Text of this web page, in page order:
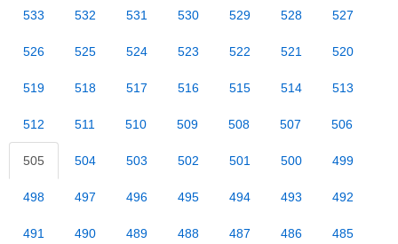
533 532 531 530 529 528 527
526 525 524 523 522 521 520
519 518 517 516 515 514 513
512 511 510 509 508 507 506
505 504 503 502 501 500 499
498 497 496 495 494 493 492
491 490 489 488 487 486 485